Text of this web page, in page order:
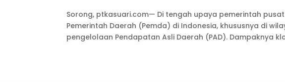
Sorong, ptkasuari.com— Di tengah upaya pemerintah
Pemerintah Daerah (Pemda) di Indonesia, khususnya di
pengelolaan Pendapatan Asli Daerah (PAD). Dampaknya